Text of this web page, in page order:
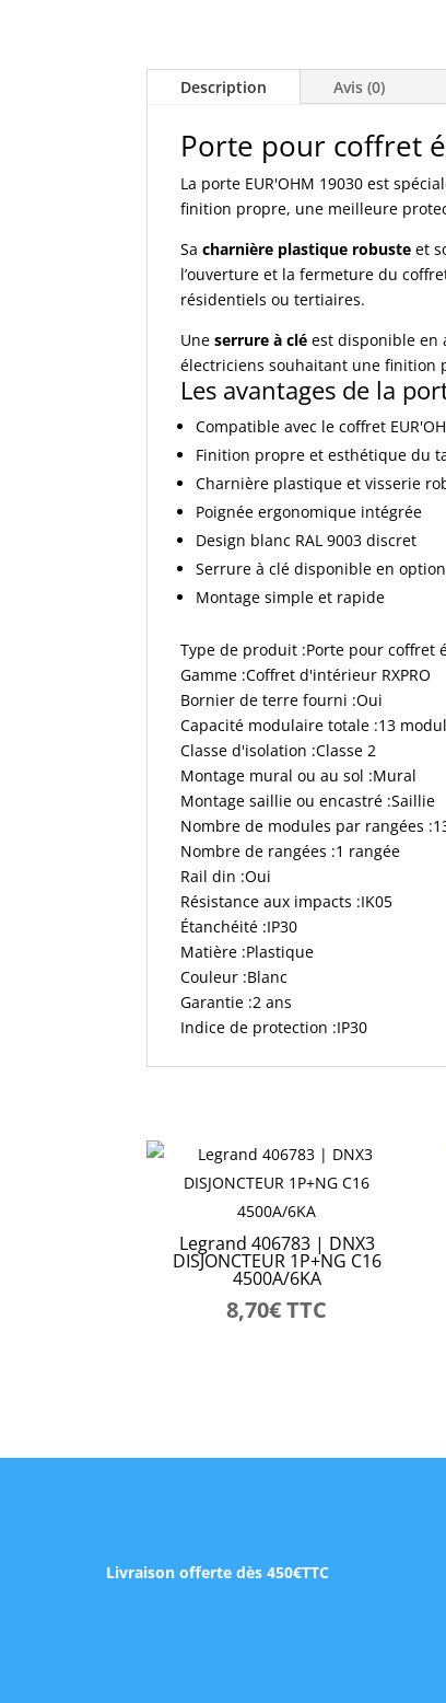
Description Avis (0)
Porte pour coffret
La porte EUR'OHM 19030 est
finition propre, une meilleure
Sacharnière plastique robuste et
l’ouverture et la fermeture du
résidentiels ou tertiaires.
Uneserrure à clé est disponible en
électriciens souhaitant une finition
Les avantages de la
Compatible avec le coffret
Finition propre et esthétique du
Charnière plastique et visserie
Poignée ergonomique intégrée
Design blanc RAL 9003 discret
Serrure à clé disponible en option
Montage simple et rapide
Type de produit :Porte pour coffret
Gamme :Coffret d'intérieur RXPRO
Bornier de terre fourni :Oui
Capacité modulaire totale :13
Classe d'isolation :Classe 2
Montage mural ou au sol :Mural
Montage saillie ou encastré :Saillie
Nombre de modules par rangées
Nombre de rangées :1 rangée
Rail din :Oui
Résistance aux impacts :IK05
Étanchéité :IP30
Matière :Plastique
Couleur :Blanc
Garantie :2 ans
Indice de protection :IP30
Legrand 406783 | DNX3
DISJONCTEUR 1P+NG C16
4500A/6KA
8,70€ TTC
Livraison offerte dès 450€TTC